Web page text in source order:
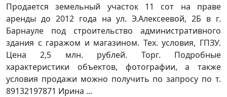
Продается земельный участок 11 сот на праве
аренды до 2012 года на ул. Э.Алексеевой, 2Б в г.
Барнауле под строительство административного
здания с гаражом и магазином. Тех. условия, ГПЗУ.
Цена 2,5 млн. рублей. Торг. Подробные
характеристики объектов, фотографии, а также
условия продажи можно получить по запросу по т.
89132197871 Ирина ...